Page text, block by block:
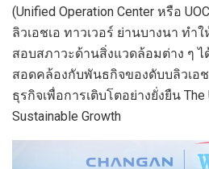
(Unified Operation Center หรือ
ลิวเอชเอ ทาวเวอร์ ย่านบางนา ทำ
สอบสภาวะด้านสิ่งแวดล้อมต่าง ๆ ไ
สอดคล้องกับพันธกิจของดับบลิวเอ
ธุรกิจเพื่อการเติบโตอย่างยั่งยืน
Sustainable Growth